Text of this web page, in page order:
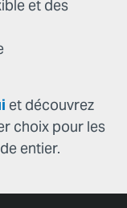
et des
et découvrez
choix pour les
entier.